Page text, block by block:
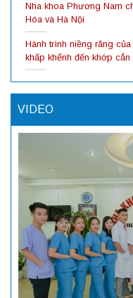
Nha khoa Phương Nam
Hóa và Hà Nội
Hành trình niềng răng
khấp khểnh đến khớp cắn
VIDEO